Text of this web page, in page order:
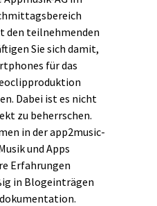
den teilnehmenden
Sie sich damit,
für das
Dabei ist es nicht
zu beherrschen.
in der app2music-
und Apps
Erfahrungen
in Blogeinträgen